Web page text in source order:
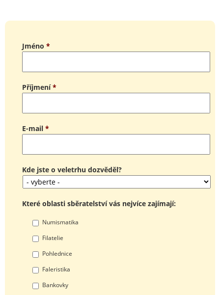
Jméno *
Příjmení *
E-mail *
Kde jste o veletrhu dozvěděl?
Které oblasti sběratelství vás nejvíce zajímají:
Numismatika
Filatelie
Pohlednice
Faleristika
Bankovky